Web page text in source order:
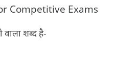
Competitive Exams
वाला शब्द है-